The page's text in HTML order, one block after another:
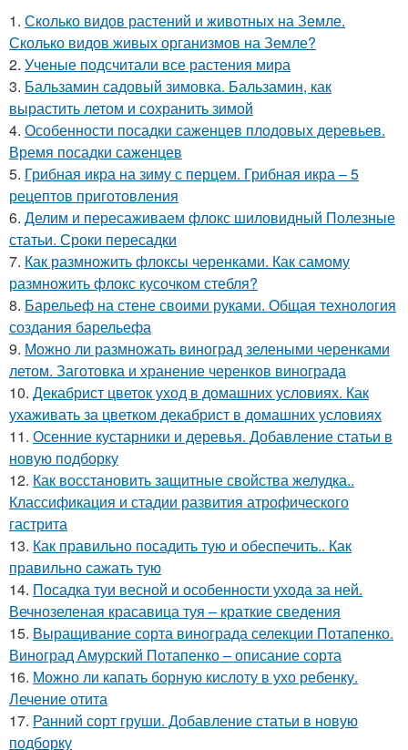
1. Сколько видов растений и животных на Земле.
Сколько видов живых организмов на Земле?
2. Ученые подсчитали все растения мира
3. Бальзамин садовый зимовка. Бальзамин, как
вырастить летом и сохранить зимой
4. Особенности посадки саженцев плодовых деревьев.
Время посадки саженцев
5. Грибная икра на зиму с перцем. Грибная икра – 5
рецептов приготовления
6. Делим и пересаживаем флокс шиловидный Полезные
статьи. Сроки пересадки
7. Как размножить флоксы черенками. Как самому
размножить флокс кусочком стебля?
8. Барельеф на стене своими руками. Общая технология
создания барельефа
9. Можно ли размножать виноград зелеными черенками
летом. Заготовка и хранение черенков винограда
10. Декабрист цветок уход в домашних условиях. Как
ухаживать за цветком декабрист в домашних условиях
11. Осенние кустарники и деревья. Добавление статьи в
новую подборку
12. Как восстановить защитные свойства желудка..
Классификация и стадии развития атрофического
гастрита
13. Как правильно посадить тую и обеспечить.. Как
правильно сажать тую
14. Посадка туи весной и особенности ухода за ней.
Вечнозеленая красавица туя – краткие сведения
15. Выращивание сорта винограда селекции Потапенко.
Виноград Амурский Потапенко – описание сорта
16. Можно ли капать борную кислоту в ухо ребенку.
Лечение отита
17. Ранний сорт груши. Добавление статьи в новую
подборку